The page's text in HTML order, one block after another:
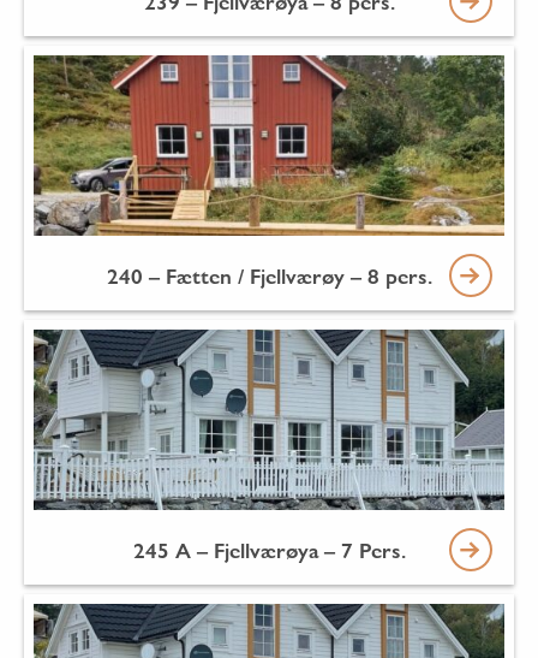
240 – Fætten / Fjellværøy – 8 pers.
245 A – Fjellværøya – 7 Pers.